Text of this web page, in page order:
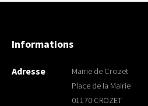
Informations
Adresse
Mairie de Crozet
Place de la Mairie
01170 CROZET